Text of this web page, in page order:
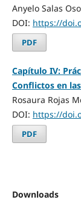
Anyelo Salas
DOI: https://
PDF
Capítulo IV:
Conflictos en
Rosaura Rojas
DOI: https://
PDF
Downloads